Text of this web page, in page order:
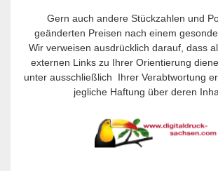
Gern auch andere Stückzahlen und
geänderten Preisen nach einem
Wir verweisen ausdrücklich darauf, dass
externen Links zu Ihrer Orientierung
unter ausschließlich Ihrer Verabtwortung
jegliche Haftung über deren